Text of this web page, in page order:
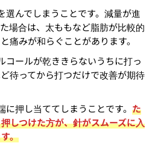
選んでしまうことです。減量が進
場合は、太ももなど脂肪が比較的
痛みが和らぐことがあります。
コールが乾ききらないうちに打っ
待ってから打つだけで改善が期待
に押し当ててしまうことです。た
しつけた方が、針がスムーズに入
。